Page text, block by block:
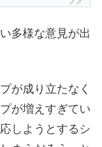
多様な意見が出
が成り立たなく
が増えすぎてい
しようとするシ